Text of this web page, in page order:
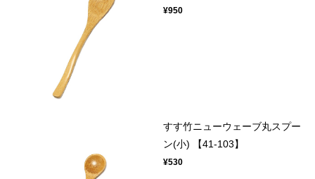
¥950
すす竹ニューウェーブ丸スプー
ン(小) 【41-103】
¥530